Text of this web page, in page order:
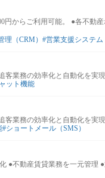
円からご利用可能。 ●各不動
理（CRM） 営業支援システム
客業務の効率化と自動化を実
ット機能
客業務の効率化と自動化を
ショートメール（SMS）
●不動産賃貸業務を一元管理